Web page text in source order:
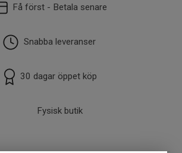
Få först - Betala senare
Snabba leveranser
30 dagar öppet köp
Fysisk butik